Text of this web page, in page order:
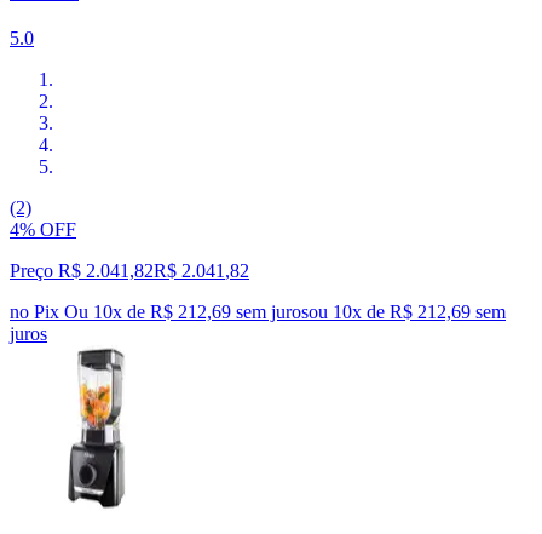
5.0
(2)
4% OFF
Preço R$ 2.041,82R$ 2.041 ,82
no Pix Ou 10x de R$ 212,69 sem jurosou 10x de R$ 212,69 sem
juros